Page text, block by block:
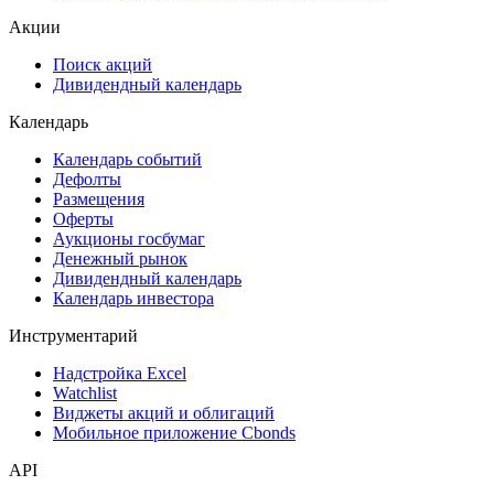
Акции
Поиск акций
Дивидендный календарь
Календарь
Календарь событий
Дефолты
Размещения
Оферты
Аукционы госбумаг
Денежный рынок
Дивидендный календарь
Календарь инвестора
Инструментарий
Надстройка Excel
Watchlist
Виджеты акций и облигаций
Мобильное приложение Cbonds
API